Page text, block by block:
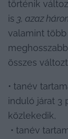
történik
is 3, azaz
valamint
összes
• tanév
induló járat 3
közlekedik,